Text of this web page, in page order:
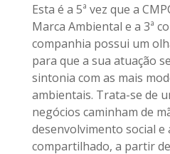
Esta é a 5ª vez que a
Marca Ambiental e a 3ª
companhia possui um
para que a sua atuação
sintonia com as mais
ambientais. Trata-se de
negócios caminham de
desenvolvimento social e
compartilhado, a partir